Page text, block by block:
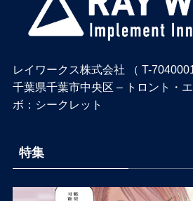
レイワークス株式会社 （ T-
千葉県千葉市中央区 – トロント・
ボ：シークレット
特集